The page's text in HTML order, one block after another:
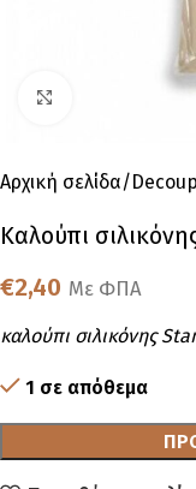
Click to
Αρχική σελίδα
Καλούπι
€2,40 Με ΦΠΑ
καλούπι σιλικόνης
1 σε απόθεμα